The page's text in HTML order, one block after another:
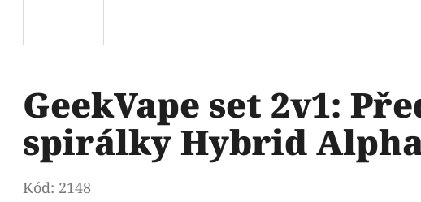
GeekVape set 2v1:
spirálky Hybrid
Kód: 2148